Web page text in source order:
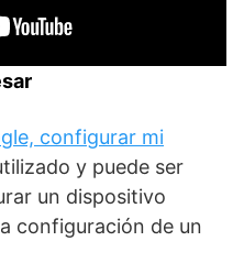
configurar mi
y puede ser
un dispositivo
configuración de un